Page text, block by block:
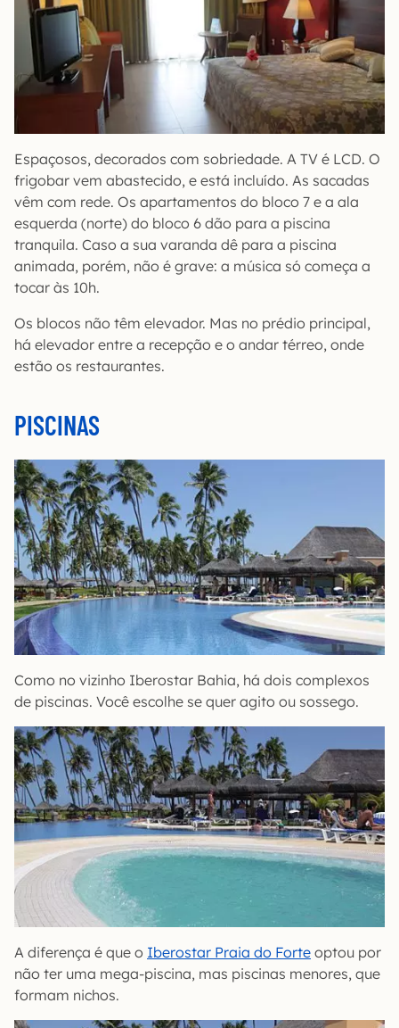
Espaçosos, decorados com sobriedade. A TV é LCD. O
frigobar vem abastecido, e está incluído. As sacadas
vêm com rede. Os apartamentos do bloco 7 e a ala
esquerda (norte) do bloco 6 dão para a piscina
tranquila. Caso a sua varanda dê para a piscina
animada, porém, não é grave: a música só começa a
tocar às 10h.
Os blocos não têm elevador. Mas no prédio principal,
há elevador entre a recepção e o andar térreo, onde
estão os restaurantes.
PISCINAS
Como no vizinho Iberostar Bahia, há dois complexos
de piscinas. Você escolhe se quer agito ou sossego.
A diferença é que o Iberostar Praia do Forte optou por
não ter uma mega-piscina, mas piscinas menores, que
formam nichos.